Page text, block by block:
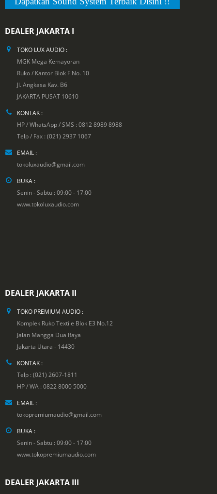
DEALER JAKARTA I
TOKO LUX AUDIO :
MGK Mega Kemayoran
Ruko / Kantor Blok F No. 10
Jl. Angkasa Kav. B6
JAKARTA PUSAT 10610
KONTAK :
HP / WhatsApp / SMS : 0812 8989 8988
Telp / Fax : (021) 2937 1067
EMAIL :
tokoluxaudio@gmail.com
BUKA :
Senin - Sabtu : 09:00 - 17:00
www.tokoluxaudio.com
DEALER JAKARTA II
TOKO PREMIUM AUDIO :
Komplek Ruko Textile Blok E3 No.12
Jalan Mangga Dua Raya
Jakarta Utara - 14430
KONTAK :
Telp : (021) 2607-1811
HP / WA : 0822 8000 5000
EMAIL :
tokopremiumaudio@gmail.com
BUKA :
Senin - Sabtu : 09:00 - 17:00
www.tokopremiumaudio.com
DEALER JAKARTA III